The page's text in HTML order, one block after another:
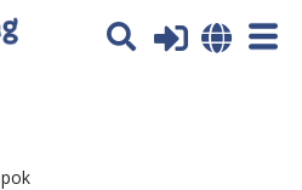
További tájékoztatás itt: